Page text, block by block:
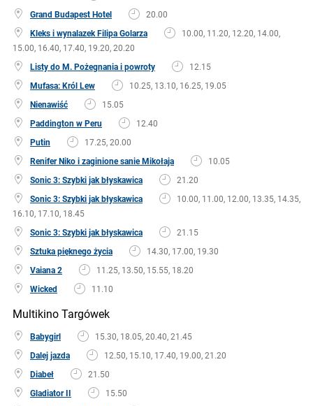
Grand Budapest Hotel
20.00
Kleks i wynalazek Filipa Golarza
10.00, 11.20, 12.20, 14.00,
15.00, 16.40, 17.40, 19.20, 20.20
Listy do M. Pożegnania i powroty
12.15
Mufasa: Król Lew
10.25, 13.10, 16.25, 19.05
Nienawiść
15.05
Paddington w Peru
12.40
Putin
17.25, 20.00
Renifer Niko i zaginione sanie Mikołaja
10.05
Sonic 3: Szybki jak błyskawica
21.20
Sonic 3: Szybki jak błyskawica
10.00, 11.00, 12.00, 13.35, 14.35,
16.10, 17.10, 18.45
Sonic 3: Szybki jak błyskawica
21.15
Sztuka pięknego życia
14.30, 17.00, 19.30
Vaiana 2
11.25, 13.50, 15.55, 18.20
Wicked
11.10
Multikino Targówek
Babygirl
15.30, 18.05, 20.40, 21.45
Dalej jazda
12.50, 15.10, 17.40, 19.00, 21.20
Diabeł
21.50
Gladiator II
15.50